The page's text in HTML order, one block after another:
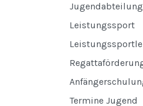
Jugendabteilung
Leistungssport
Termine Jugend